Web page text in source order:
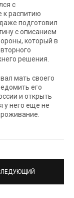
с
к распитию
подготовил
с описанием
который в
решения.
мать своего
его
и открыть
у него еще не